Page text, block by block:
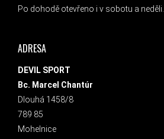
Po dohodě otevřeno i v sobotu a neděli.
ADRESA
DEVIL SPORT
Bc. Marcel Chantúr
Dlouhá 1458/8
789 85
Mohelnice